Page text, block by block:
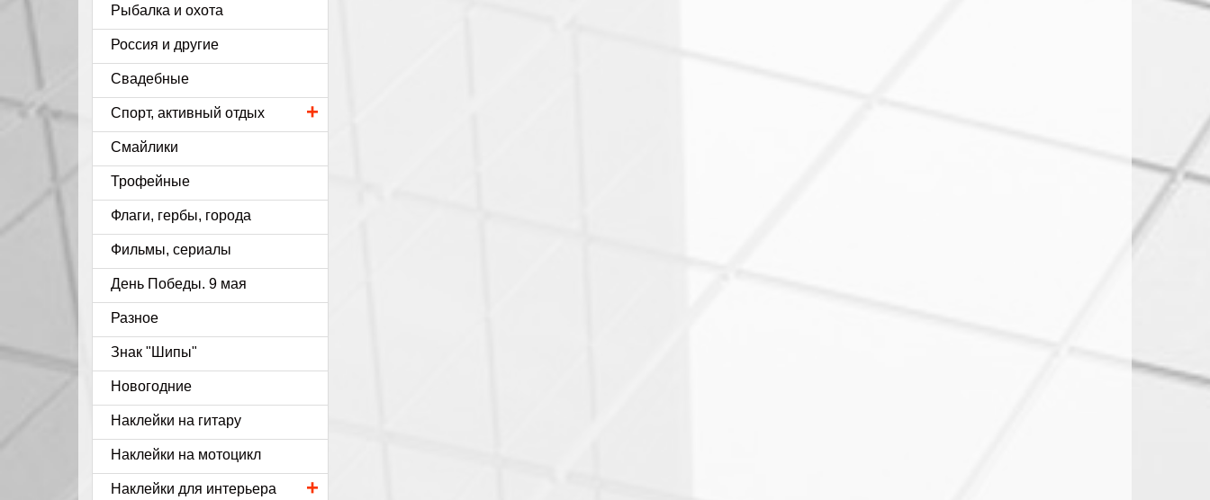
Рыбалка и охота
Россия и другие
Свадебные
+
Спорт, активный отдых
Смайлики
Трофейные
Флаги, гербы, города
Фильмы, сериалы
День Победы. 9 мая
Разное
Знак "Шипы"
Новогодние
Наклейки на гитару
Наклейки на мотоцикл
+
Наклейки для интерьера